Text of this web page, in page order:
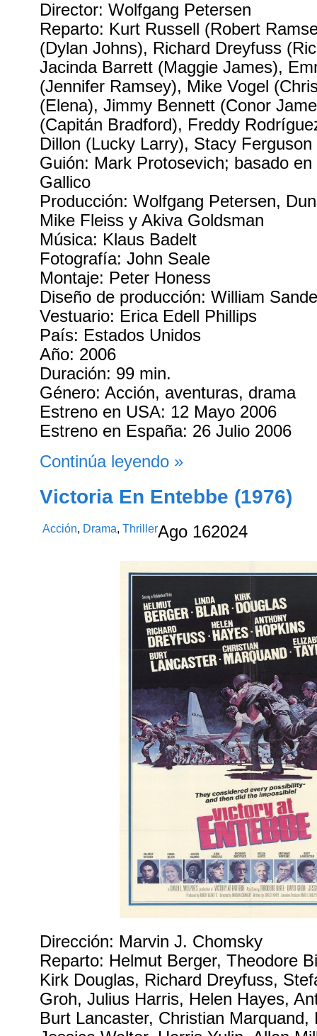
Director: Wolfgang Petersen
Reparto: Kurt Russell (Robert
(Dylan Johns), Richard Dreyfuss
Jacinda Barrett (Maggie James),
(Jennifer Ramsey), Mike Vogel
(Elena), Jimmy Bennett (Conor
(Capitán Bradford), Freddy
Dillon (Lucky Larry), Stacy
Guión: Mark Protosevich; basado
Gallico
Producción: Wolfgang Petersen,
Mike Fleiss y Akiva Goldsman
Música: Klaus Badelt
Fotografía: John Seale
Montaje: Peter Honess
Diseño de producción: William
Vestuario: Erica Edell Phillips
País: Estados Unidos
Año: 2006
Duración: 99 min.
Género: Acción, aventuras, drama
Estreno en USA: 12 Mayo 2006
Estreno en España: 26 Julio 2006
Continúa leyendo »
Victoria En Entebbe (1976)
Acción, Drama,ThrillerAgo 162024
Dirección: Marvin J. Chomsky
Reparto: Helmut Berger, Theodore
Kirk Douglas, Richard Dreyfuss,
Groh, Julius Harris, Helen Hayes,
Burt Lancaster, Christian Marquand,